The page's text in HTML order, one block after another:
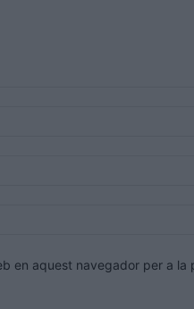
en aquest navegador per a